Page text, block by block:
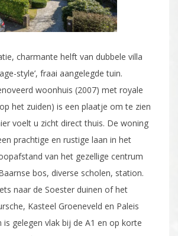
charmante helft van dubbele villa
style’, fraai aangelegde tuin.
woonhuis (2007) met royale
het zuiden) is een plaatje om te zien
voelt u zicht direct thuis. De woning
prachtige en rustige laan in het
van het gezellige centrum
bos, diverse scholen, station.
naar de Soester duinen of het
Kasteel Groeneveld en Paleis
is gelegen vlak bij de A1 en op korte